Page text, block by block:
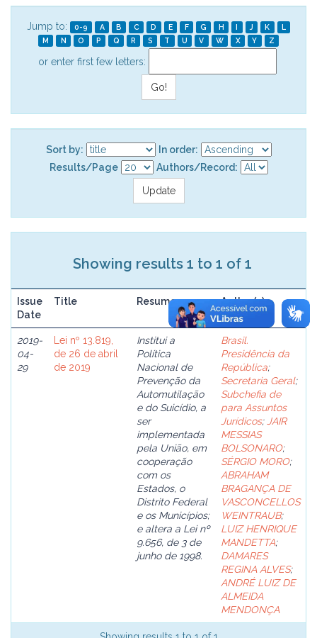
Jump to: 0-9 A B C D E F G H I J K
L
M
N O P Q R S T U V W X Y Z
or enter first few letters:
Sort by:
In order:
Results/Page
Authors/Record:
Showing results 1 to 1 of 1
Issue
Date
Title Resume Author(s)
2019-
04-
29
Lei nº 13.819,
de 26 de abril
de 2019
Institui a
Política
Nacional de
Prevenção da
Automutilação
e do Suicídio, a
ser
implementada
pela União, em
cooperação
com os
Estados, o
Distrito Federal
e os Municípios;
e altera a Lei nº
9.656, de 3 de
junho de 1998.
Brasil.
Presidência da
República;
Secretaria Geral;
Subchefia de
para Assuntos
Jurídicos; JAIR
MESSIAS
BOLSONARO;
SÉRGIO MORO;
ABRAHAM
BRAGANÇA DE
VASCONCELLOS
WEINTRAUB;
LUIZ HENRIQUE
MANDETTA;
DAMARES
REGINA ALVES;
ANDRÉ LUIZ DE
ALMEIDA
MENDONÇA